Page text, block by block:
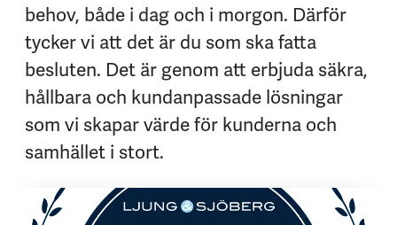
behov, både i dag och i morgon. Därför
tycker vi att det är du som ska fatta
besluten. Det är genom att erbjuda säkra,
hållbara och kundanpassade lösningar
som vi skapar värde för kunderna och
samhället i stort.